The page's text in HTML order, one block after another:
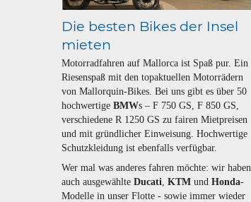
Die besten Bikes der Insel
mieten
Motorradfahren auf Mallorca ist Spaß pur. Ein
Riesenspaß mit den topaktuellen Motorrädern
von Mallorquin-Bikes. Bei uns gibt es über 50
hochwertige BMWs – F 750 GS, F 850 GS,
verschiedene R 1250 GS zu fairen Mietpreisen
und mit gründlicher Einweisung. Hochwertige
Schutzkleidung ist ebenfalls verfügbar.
Wer mal was anderes fahren möchte: wir haben
auch ausgewählte Ducati KTM und Honda-
Modelle in unser Flotte - sowie immer wieder